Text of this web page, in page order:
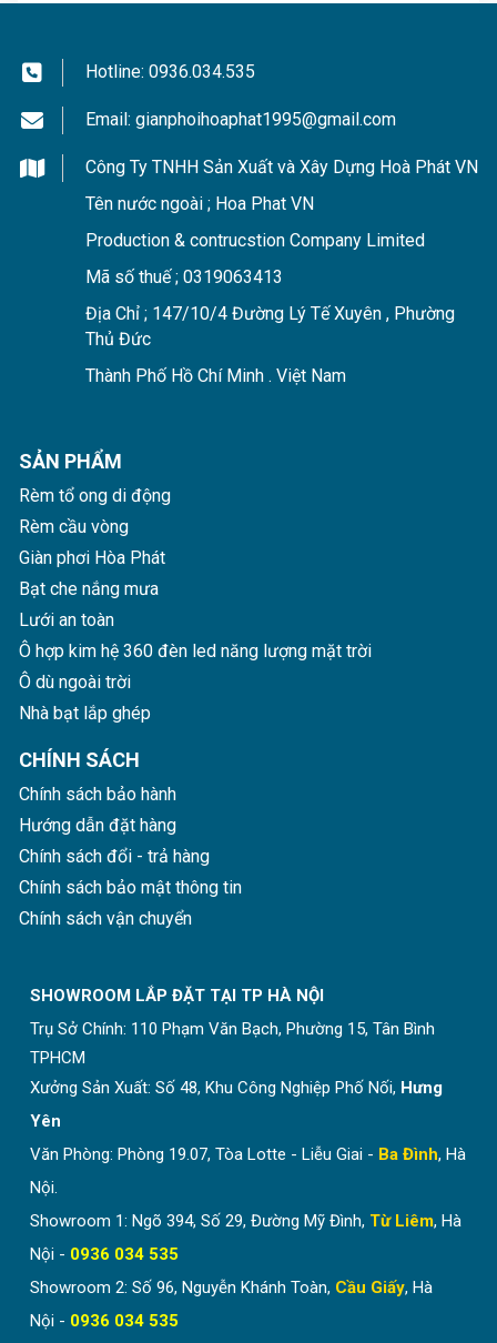
thể xem chi tiết trong video dưới đây.
Rèm kéo cánh linh động lắp đặt trên khung kính.
Tuy nhiên loạirèm cánh di động giá sẽ cao hơn so
với rèm kéo ngang và kéo lên xuống
giá chính xác nhất
tiếp với chúng tôi qua
ngũ nhân viên kỹ thuật của Hòa Phát sẽ tư vấn, báo giá
nhanh chóng cho quý khách hàng ngay khi tiếp nhận
được yêu cầu.
Liên hệ ngay để nhận bảng mẫu rèm MIỄN PHÍ
Rèm cửa hệ kéo dây
Rèm tổ ong kéo dây sử dụng dây kéo giống như rèm
cửa thông thường. Tuy nhiên, thay vì sử dụng trục, lô
và thu vào gọn gàng bên trong máng rèm.
Hotline: 0936.034.535
Email: gianphoihoaphat1995@gmail.com
Công Ty TNHH Sản Xuất và Xây Dựng Hoà Phát VN
Tên nước ngoài ; Hoa Phat VN
Production & contrucstion Company Limited
Mã số thuế ; 0319063413
Địa Chỉ ; 147/10/4 Đường Lý Tế Xuyên , Phường
Thủ Đức
Thành Phố Hồ Chí Minh . Việt Nam
SẢN PHẨM
Rèm tổ ong di động
Rèm cầu vòng
Giàn phơi Hòa Phát
Bạt che nắng mưa
Lưới an toàn
Ô hợp kim hệ 360 đèn led năng lượng mặt trời
Ô dù ngoài trời
Nhà bạt lắp ghép
CHÍNH SÁCH
Chính sách bảo hành
Hướng dẫn đặt hàng
Chính sách đổi - trả hàng
Chính sách bảo mật thông tin
Chính sách vận chuyển
SHOWROOM LẮP ĐẶT TẠI TP HÀ NỘI
Trụ Sở Chính: 110 Phạm Văn Bạch, Phường 15, Tân Bình
TPHCM
Xưởng Sản Xuất: Số 48, Khu Công Nghiệp Phố Nối, Hưng
Yên
Văn Phòng: Phòng 19.07, Tòa Lotte - Liễu Giai - Ba Đình, Hà
Nội.
Showroom 1: Ngõ 394, Số 29, Đường Mỹ Đình, Từ Liêm, Hà
Nội - 0936 034 535
Showroom 2: Số 96, Nguyễn Khánh Toàn, Cầu Giấy, Hà
Nội - 0936 034 535